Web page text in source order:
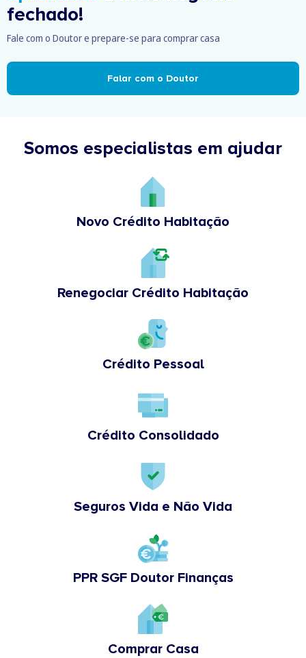
fechado!
Fale com o Doutor e prepare-se para comprar casa
Falar com o Doutor
Somos especialistas em ajudar
Novo Crédito Habitação
Renegociar Crédito Habitação
Crédito Pessoal
Crédito Consolidado
Seguros Vida e Não Vida
PPR SGF Doutor Finanças
Comprar Casa